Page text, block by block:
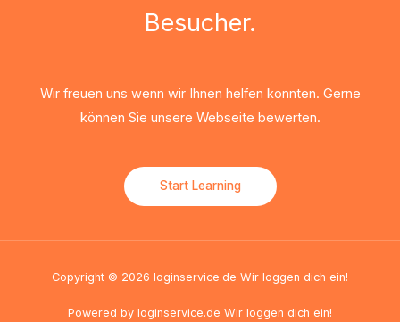
Besucher.
Wir freuen uns wenn wir Ihnen helfen konnten. Gerne
können Sie unsere Webseite bewerten.
Start Learning
Copyright © 2026 loginservice.de Wir loggen dich ein!
Powered by loginservice.de Wir loggen dich ein!